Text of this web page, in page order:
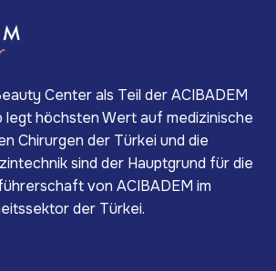
Center als Teil der ACIBADEM
legt höchsten Wert auf medizinische
Chirurgen der Türkei und die
sind der Hauptgrund für die
von ACIBADEM im
der Türkei.